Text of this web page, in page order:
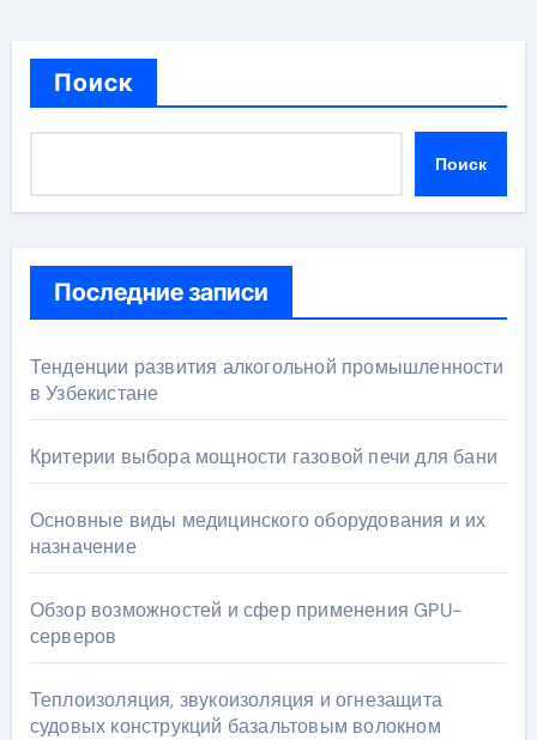
Поиск
Поиск
Последние записи
Тенденции развития алкогольной промышленности
в Узбекистане
Критерии выбора мощности газовой печи для бани
Основные виды медицинского оборудования и их
назначение
Обзор возможностей и сфер применения GPU-
серверов
Теплоизоляция, звукоизоляция и огнезащита
судовых конструкций базальтовым волокном